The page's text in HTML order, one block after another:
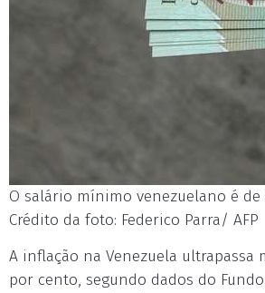
O salário mínimo venezuelano é de
Crédito da foto: Federico Parra/ AFP
A inflação na Venezuela ultrapassa
por cento, segundo dados do